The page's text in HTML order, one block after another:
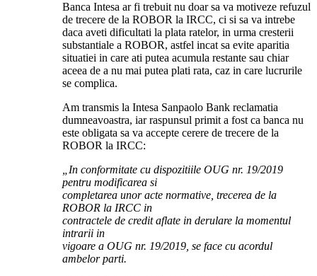
Banca Intesa ar fi trebuit nu doar sa va motiveze refuzul
de trecere de la ROBOR la IRCC, ci si sa va intrebe
daca aveti dificultati la plata ratelor, in urma cresterii
substantiale a ROBOR, astfel incat sa evite aparitia
situatiei in care ati putea acumula restante sau chiar
aceea de a nu mai putea plati rata, caz in care lucrurile
se complica.
Am transmis la Intesa Sanpaolo Bank reclamatia
dumneavoastra, iar raspunsul primit a fost ca banca nu
este obligata sa va accepte cerere de trecere de la
ROBOR la IRCC:
„In conformitate cu dispozitiile OUG nr. 19/2019
pentru modificarea si
completarea unor acte normative, trecerea de la
ROBOR la IRCC in
contractele de credit aflate in derulare la momentul
intrarii in
vigoare a OUG nr. 19/2019, se face cu acordul
ambelor parti.